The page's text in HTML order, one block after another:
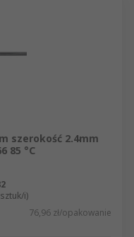
szerokość 2.4mm
85 °C
i)
76,96 zł/opakowanie